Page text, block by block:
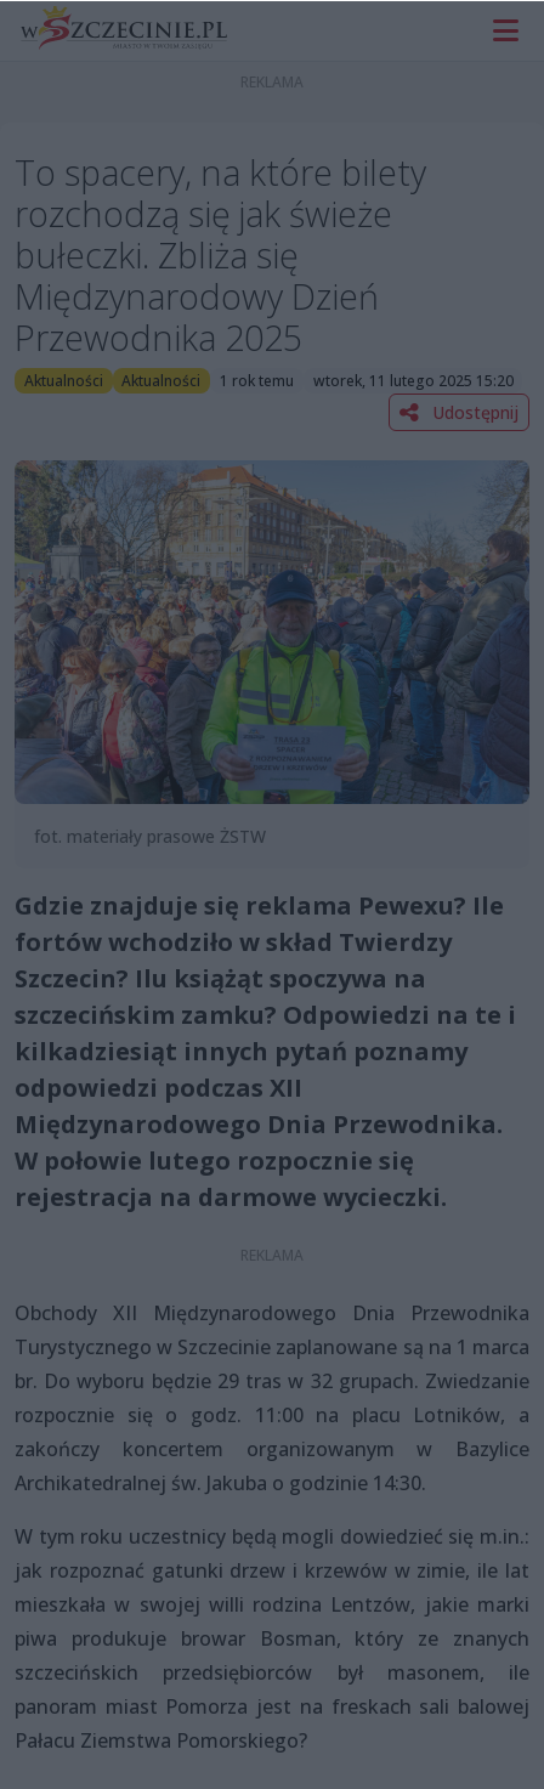
To spacery, na które bilety
rozchodzą się jak świeże
bułeczki. Zbliża się
Międzynarodowy Dzień
Przewodnika 2025
Aktualności Aktualności 1 rok temu wtorek, 11 lutego 2025 15:20
Udostępnij
fot. materiały prasowe ŻSTW
Gdzie znajduje się reklama Pewexu? Ile
fortów wchodziło w skład Twierdzy
Szczecin? Ilu książąt spoczywa na
szczecińskim zamku? Odpowiedzi na te i
kilkadziesiąt innych pytań poznamy
odpowiedzi podczas XII
Międzynarodowego Dnia Przewodnika.
W połowie lutego rozpocznie się
rejestracja na darmowe wycieczki.
Obchody XII Międzynarodowego Dnia Przewodnika
Turystycznego w Szczecinie zaplanowane są na 1 marca
br. Do wyboru będzie 29 tras w 32 grupach. Zwiedzanie
rozpocznie się o godz. 11:00 na placu Lotników, a
zakończy koncertem organizowanym w Bazylice
Archikatedralnej św. Jakuba o godzinie 14:30.
W tym roku uczestnicy będą mogli dowiedzieć się m.in.:
jak rozpoznać gatunki drzew i krzewów w zimie, ile lat
mieszkała w swojej willi rodzina Lentzów, jakie marki
piwa produkuje browar Bosman, który ze znanych
szczecińskich przedsiębiorców był masonem, ile
panoram miast Pomorza jest na freskach sali balowej
Pałacu Ziemstwa Pomorskiego?